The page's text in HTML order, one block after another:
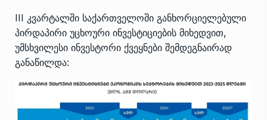
III კვარტალში საქართველოში განხორციელებული
პირდაპირი უცხოური ინვესტიციების მიხედვით,
უმსხვილესი ინვესტორი ქვეყნები შემდეგნაირად
განაწილდა: